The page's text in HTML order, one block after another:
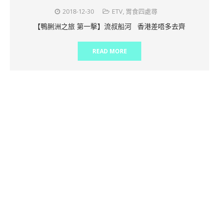
2018-12-30 ETV, 胃食四處尋
【鴨脷洲之旅 第一擊】流叔船河 香港差唔多去齊
READ MORE